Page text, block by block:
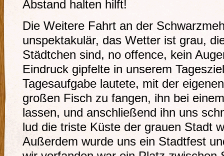
Abstand halten hilft!
Die Weitere Fahrt an der
unspektakulär, das Wetter ist grau,
Städtchen sind, no offence, kein
Eindruck gipfelte in unserem
Tagesaufgabe lautete, mit der
großen Fisch zu fangen, ihn bei
lassen, und anschließend ihn uns
lud die triste Küste der grauen Stadt
Außerdem wurde uns ein Stadtfest